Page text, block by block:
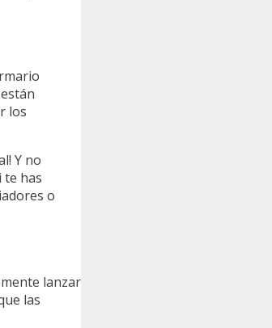
los
Y no
te has
o
lanzar
las